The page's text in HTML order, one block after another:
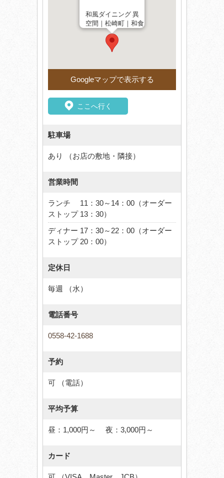
和風ダイニング 異
空間｜松崎町｜和食
Googleマップで表示する
ここへ行く
駐車場
あり （お店の敷地・隣接）
営業時間
ランチ 11：30～14：00（オーダー
ストップ 13：30）
ディナー 17：30～22：00（オーダー
ストップ 20：00）
定休日
毎週 （水）
電話番号
0558-42-1688
予約
可 （電話）
平均予算
昼：1,000円～ 夜：3,000円～
カード